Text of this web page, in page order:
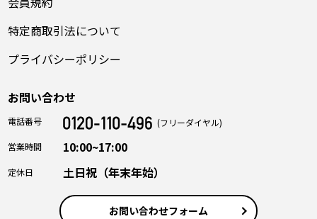
特定商取引法について
プライバシーポリシー
お問い合わせ
電話番号
(フリーダイヤル)
営業時間
10:00~17:00
定休日 土日祝（年末年始）
お問い合わせフォーム